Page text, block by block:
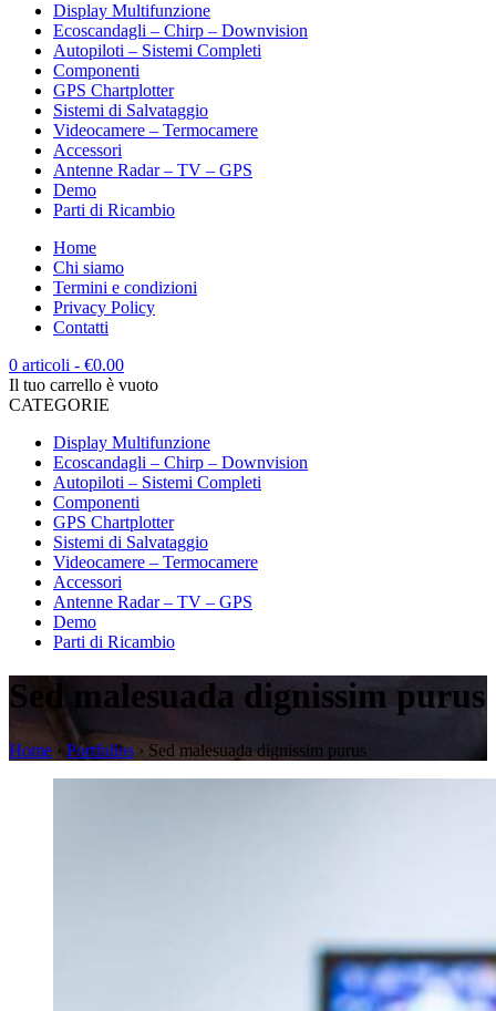
Display Multifunzione
Ecoscandagli – Chirp – Downvision
Autopiloti – Sistemi Completi
Componenti
GPS Chartplotter
Sistemi di Salvataggio
Videocamere – Termocamere
Accessori
Antenne Radar – TV – GPS
Demo
Parti di Ricambio
Home
Chi siamo
Termini e condizioni
Privacy Policy
Contatti
0 articoli - €0.00
Il tuo carrello è vuoto
CATEGORIE
Display Multifunzione
Ecoscandagli – Chirp – Downvision
Autopiloti – Sistemi Completi
Componenti
GPS Chartplotter
Sistemi di Salvataggio
Videocamere – Termocamere
Accessori
Antenne Radar – TV – GPS
Demo
Parti di Ricambio
Sed malesuada dignissim purus
Home › Portfolios › Sed malesuada dignissim purus